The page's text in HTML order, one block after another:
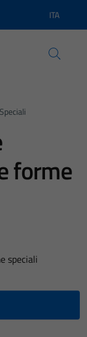
Lingua
ITA
forme
speciali